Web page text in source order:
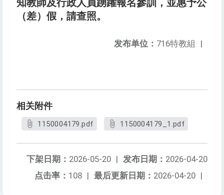
知教師及行政人員踴躍報名參訓，並惠予公
（差）假，請查照。
发布单位： 716特教組 |
相关附件
1150004179.pdf 1150004179_1.pdf
发布日期： 2026-04-20
下架日期： 2026-05-20 |
最后更新日期： 2026-04-20 |
点击率： 108 |